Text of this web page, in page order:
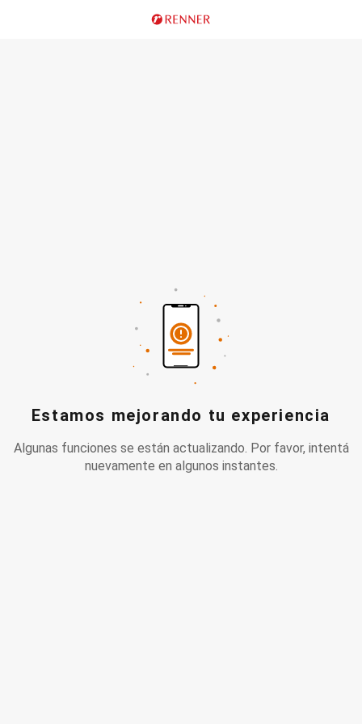
Estamos mejorando tu experiencia
Algunas funciones se están actualizando. Por favor, intentá
nuevamente en algunos instantes.